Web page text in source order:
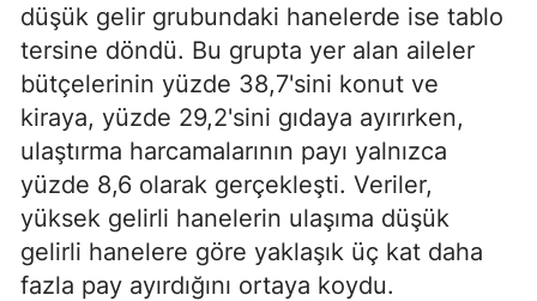
düşük gelir grubundaki hanelerde ise tablo
tersine döndü. Bu grupta yer alan aileler
bütçelerinin yüzde 38,7'sini konut ve
kiraya, yüzde 29,2'sini gıdaya ayırırken,
ulaştırma harcamalarının payı yalnızca
yüzde 8,6 olarak gerçekleşti. Veriler,
yüksek gelirli hanelerin ulaşıma düşük
gelirli hanelere göre yaklaşık üç kat daha
fazla pay ayırdığını ortaya koydu.